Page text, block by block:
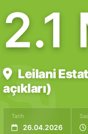
2.1
Leilani
açıkları)
Tarih
26.04.2026